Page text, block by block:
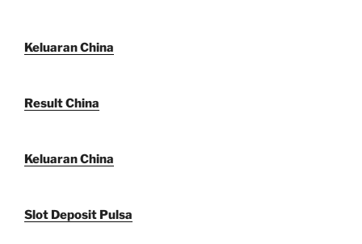
Keluaran China
Result China
Keluaran China
Slot Deposit Pulsa